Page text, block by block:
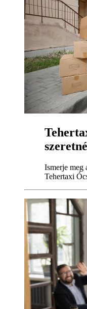
szeretné
Ismerje meg
Tehertaxi